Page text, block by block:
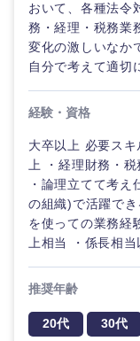
おいて、各種法令
務・経理・税務業
変化の激しいなか
自分で考えて適切
経験・資格
大卒以上 必要ス
上 ・経理財務・
・論理立てて考
の組織)で活躍で
を使っての業務経
上相当 ・係長相
推奨年齢
20代 30代